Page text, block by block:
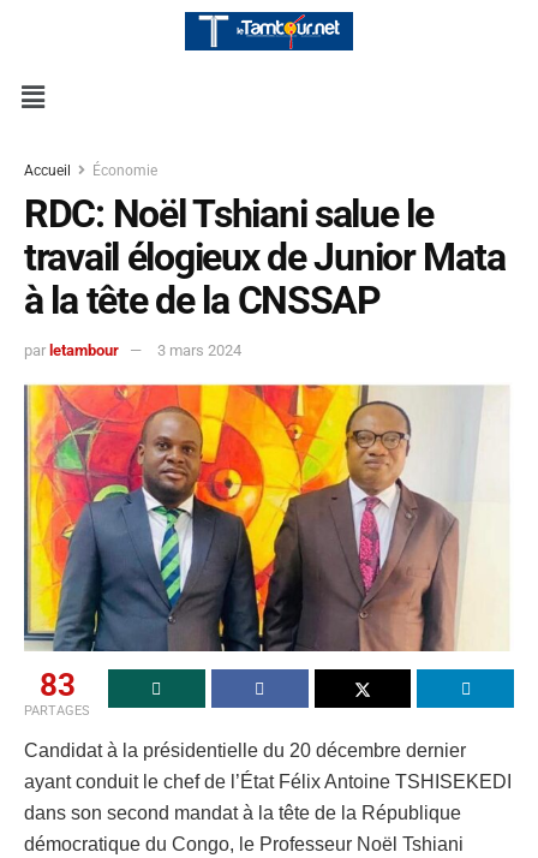
Accueil Économie
RDC: Noël Tshiani salue le
travail élogieux de Junior Mata
à la tête de la CNSSAP
par letambour 3 mars 2024
83
PARTAGES
Candidat à la présidentielle du 20 décembre dernier
ayant conduit le chef de l’État Félix Antoine TSHISEKEDI
dans son second mandat à la tête de la République
démocratique du Congo, le Professeur Noël Tshiani